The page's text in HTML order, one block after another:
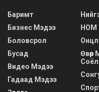
Баримт
Бизнес Мэдээ
Боловсрол
Бусад
Видео Мэдээ
Гадаад Мэдээ
НОМ
Өвөр